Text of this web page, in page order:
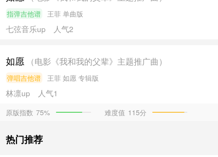
指弹吉他谱 王菲 单曲版
七弦音乐up 人气2
如愿 （电影《我和我的父辈》主题推广曲）
弹唱吉他谱 王菲 如愿 专辑版
林凛up 人气1
原版指数 75% 难度值 115分
热门推荐